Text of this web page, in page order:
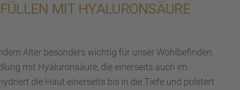
MIT HYALU­RON­SÄURE
Alter beson­ders wichtig für unser Wohlbe­fin­den.
mit Hyalu­ron­säure, die einer­seits auch im
die Haut einer­seits bis in die Tiefe und polstert